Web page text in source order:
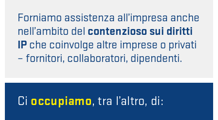
Forniamo assistenza all’impresa anche
nell’ambito del contenzioso sui diritti
IPche coinvolge altre imprese o privati
– fornitori, collaboratori, dipendenti.
Ci occupiamo, tra l’altro, di: